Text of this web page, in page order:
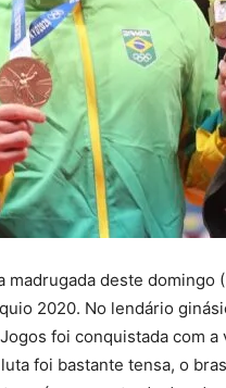
deste domingo
2020. No lendário
foi conquistada com
foi bastante tensa, o